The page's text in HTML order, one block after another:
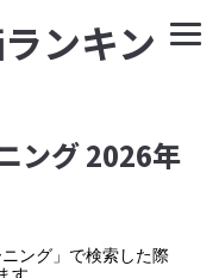
ンキン
ング 2026年
ング」で検索した際